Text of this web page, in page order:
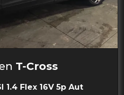
T-Cross
1.4 Flex 16V 5p Aut